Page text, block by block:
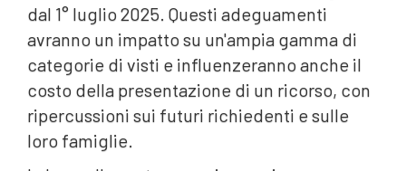
dal 1° luglio 2025. Questi adeguamenti
avranno un impatto su un'ampia gamma di
categorie di visti e influenzeranno anche il
costo della presentazione di un ricorso, con
ripercussioni sui futuri richiedenti e sulle
loro famiglie.